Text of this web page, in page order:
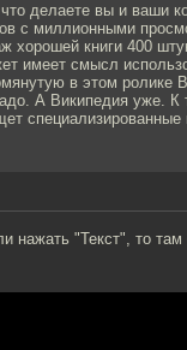
делаете вы и ваши
с миллионными
хорошей книги 400
имеет смысл
в этом ролике
А Википедия уже.
специализированные
нажать "Текст", то там